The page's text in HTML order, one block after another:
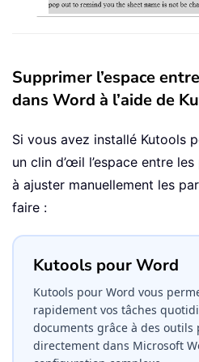
Supprimer l’espace
dans Word à l’aide de
Si vous avez installé Kutools
un clin d’œil l’espace entre
à ajuster manuellement les
faire :
Kutools pour Word
Kutools pour Word vous
rapidement vos tâches
documents grâce à des
directement dans Microsoft